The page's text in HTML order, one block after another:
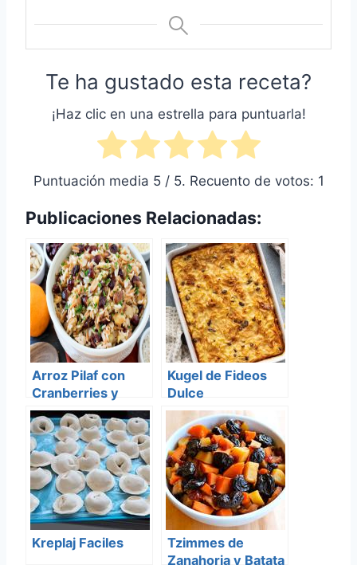
Te ha gustado esta receta?
¡Haz clic en una estrella para puntuarla!
Puntuación media 5/ 5. Recuento de votos: 1
Publicaciones Relacionadas:
Arroz Pilaf con
Cranberries y
Almendras
Kugel de Fideos
Dulce
Kreplaj Faciles
Tzimmes de
Zanahoria y Batata